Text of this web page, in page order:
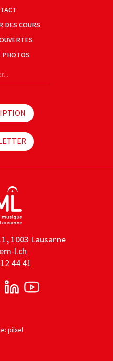
DES COURS
PHOTOS
1003 Lausanne
l.ch
44 41
piixel